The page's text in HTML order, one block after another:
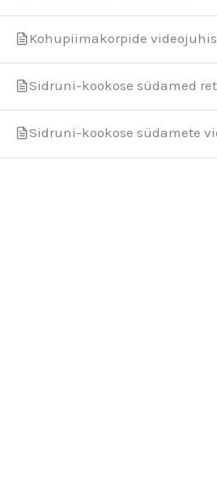
Kohupiimakorpide videojuhis
Sidruni-kookose südamed
Sidruni-kookose südamete